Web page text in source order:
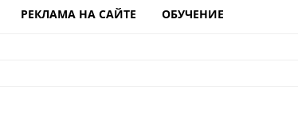
РЕКЛАМА НА САЙТЕ ОБУЧЕНИЕ